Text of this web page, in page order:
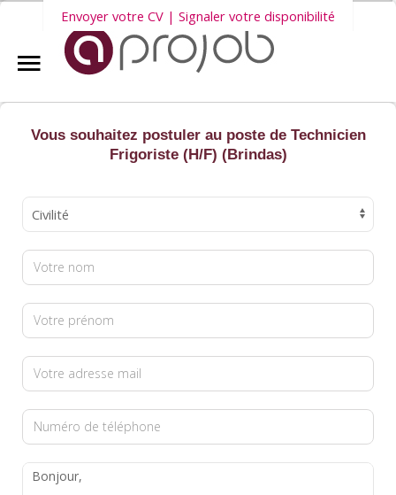
Accueil
Aprojob ?
Offres d'emploi
Candidats
Contacts et agences
Envoyer votre CV | Signaler votre disponibilité
Vous souhaitez postuler au poste de Technicien
Frigoriste (H/F) (Brindas)